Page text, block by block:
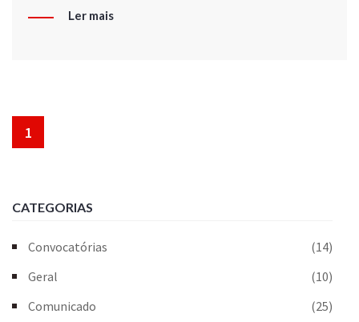
Ler mais
1
CATEGORIAS
Convocatórias
(14)
Geral
(10)
Comunicado
(25)